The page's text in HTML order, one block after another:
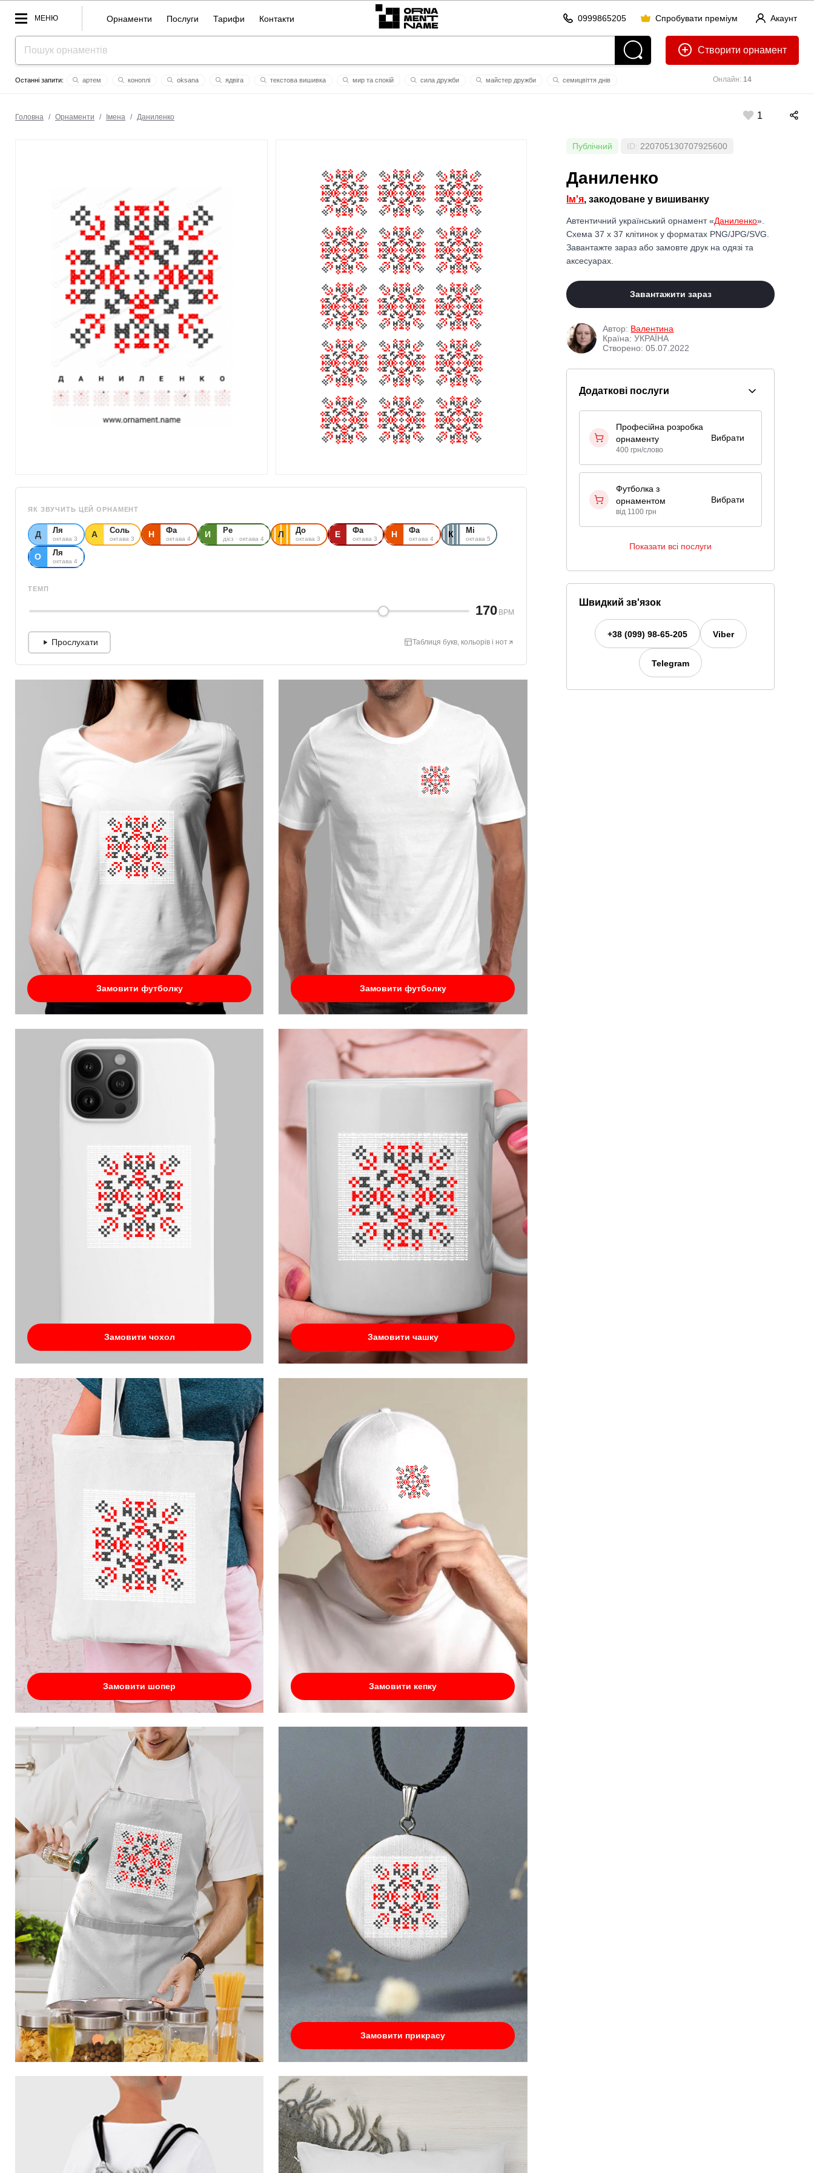
МЕНЮ Орнаменти Послуги Тарифи Контакти Акаунт
0999865205 Спробувати преміум
Створити
Онлайн: 14
aртем коноплі oksana ядвіга текстовa вишивкa мир та спокій сила дружби майстер дружби
семицвіття днів
Головна / Орнаменти / Імена / Даниленко 1
Замовити футболку Замовити футболку
Замовити чохол Замовити чашку
Замовити шопер Замовити кепку
Замовити прикрасу
ЯК ЗВУЧИТЬ ЦЕЙ ОРНАМЕНТ
Д Ля
октава 3 А Соль
октава 3 Н Фа
октава 4 И Ре
дієз · октава 4 Л До
октава 3 Е Фа
октава 3 Н Фа
октава 4 К Мі
октава 5
О Ля
октава 4
ТЕМП
170 BPM
Прослухати Таблиця букв, кольорів і нот
Публічний ID: 220705130707925600
Даниленко
Ім'я, закодоване у вишиванку
Автентичний український орнамент «Даниленко».
Схема 37 x 37 клітинок у форматах PNG/JPG/SVG.
Завантажте зараз або замовте друк на одязі та
аксесуарах.
Завантажити зараз
Автор: Валентина
Країна: УКРАЇНА
Створено: 05.07.2022
Додаткові послуги
Професійна розробка
орнаменту
400 грн/слово
Вибрати
Футболка з
орнаментом
від 1100 грн
Вибрати
Показати всі послуги
Швидкий зв'язок
+38 (099) 98-65-205 Viber
Telegram